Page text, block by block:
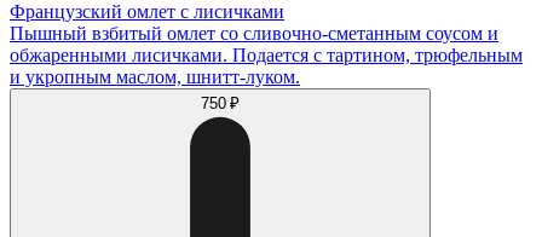
Французский омлет с лисичками
Пышный взбитый омлет со сливочно-сметанным соусом и
обжаренными лисичками. Подается с тартином, трюфельным
и укропным маслом, шнитт-луком.
750 ₽